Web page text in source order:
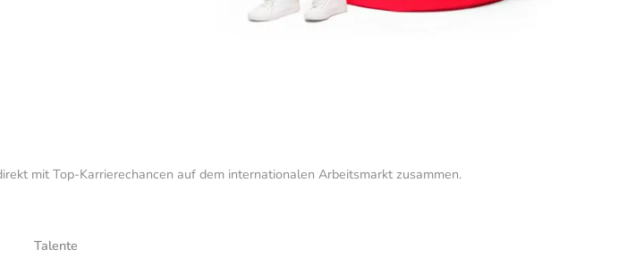
mit Top-Karrierechancen auf dem internationalen Arbeitsmarkt zusammen.
Talente